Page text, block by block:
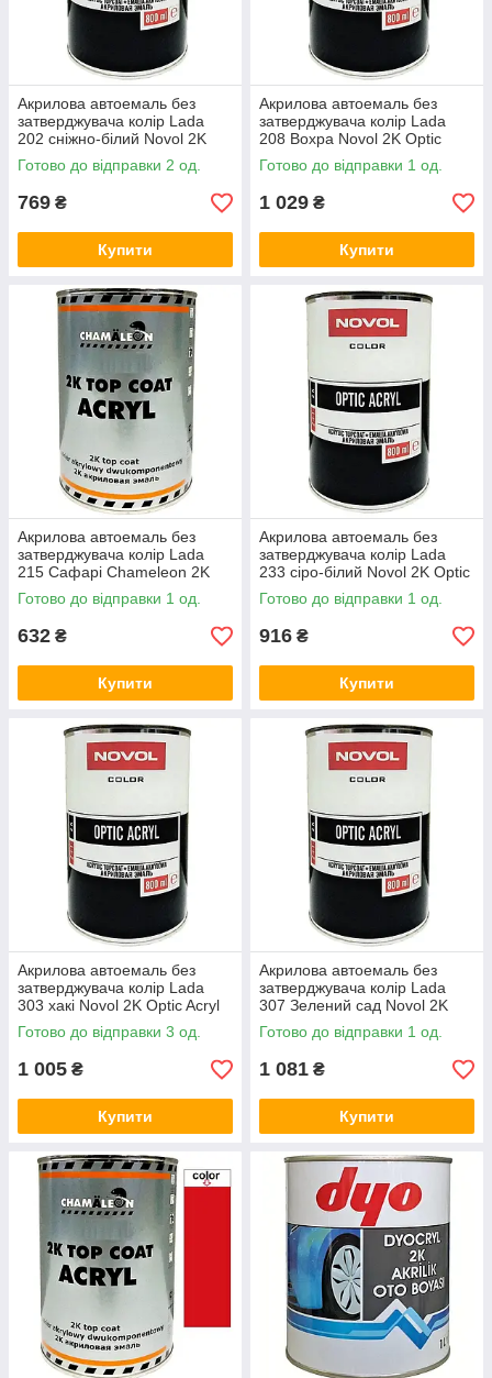
Акрилова автоемаль без
затверджувача колір Lada
202 сніжно-білий Novol 2K
Optic Acryl 800мл
Готово до відправки 2 од.
769 ₴
Купити
Акрилова автоемаль без
затверджувача колір Lada
208 Вохра Novol 2K Optic
Acryl 800мл
Готово до відправки 1 од.
1 029 ₴
Купити
Акрилова автоемаль без
затверджувача колір Lada
215 Сафарі Chameleon 2K
Top Coat Acryl 800мл
Готово до відправки 1 од.
632 ₴
Купити
Акрилова автоемаль без
затверджувача колір Lada
233 сіро-білий Novol 2K Optic
Acryl 800мл
Готово до відправки 1 од.
916 ₴
Купити
Акрилова автоемаль без
затверджувача колір Lada
303 хакі Novol 2K Optic Acryl
800мл
Готово до відправки 3 од.
1 005 ₴
Купити
Акрилова автоемаль без
затверджувача колір Lada
307 Зелений сад Novol 2K
Optic Acryl 800мл
Готово до відправки 1 од.
1 081 ₴
Купити